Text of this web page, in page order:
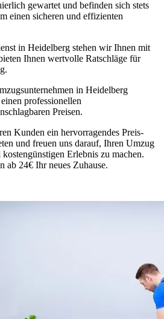
gewartet und befinden sich stets
einen sicheren und effizienten
in Heidelberg stehen wir Ihnen mit
Ihnen wertvolle Ratschläge für
in Heidelberg
professionellen
Preisen.
Kunden ein hervorragendes Preis-
und freuen uns darauf, Ihren Umzug
Erlebnis zu machen.
ab 24€ Ihr neues Zuhause.